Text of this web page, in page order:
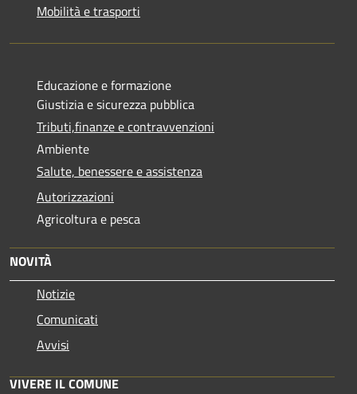
Mobilità e trasporti
Educazione e formazione
Giustizia e sicurezza pubblica
Tributi,finanze e contravvenzioni
Ambiente
Salute, benessere e assistenza
Autorizzazioni
Agricoltura e pesca
NOVITÀ
Notizie
Comunicati
Avvisi
VIVERE IL COMUNE